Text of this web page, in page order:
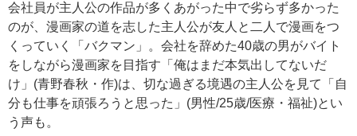
会社員が主人公の作品が多くあがった中で劣らず多かった
のが、漫画家の道を志した主人公が友人と二人で漫画をつ
くっていく「バクマン」。会社を辞めた40歳の男がバイト
をしながら漫画家を目指す「俺はまだ本気出してないだ
け」(青野春秋・作)は、切な過ぎる境遇の主人公を見て「自
分も仕事を頑張ろうと思った」(男性/25歳/医療・福祉)とい
う声も。